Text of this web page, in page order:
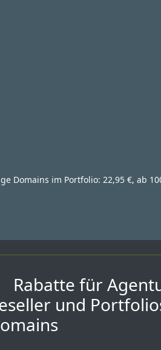
Domains im Portfolio: 22,95 €, ab
Rabatte für
und